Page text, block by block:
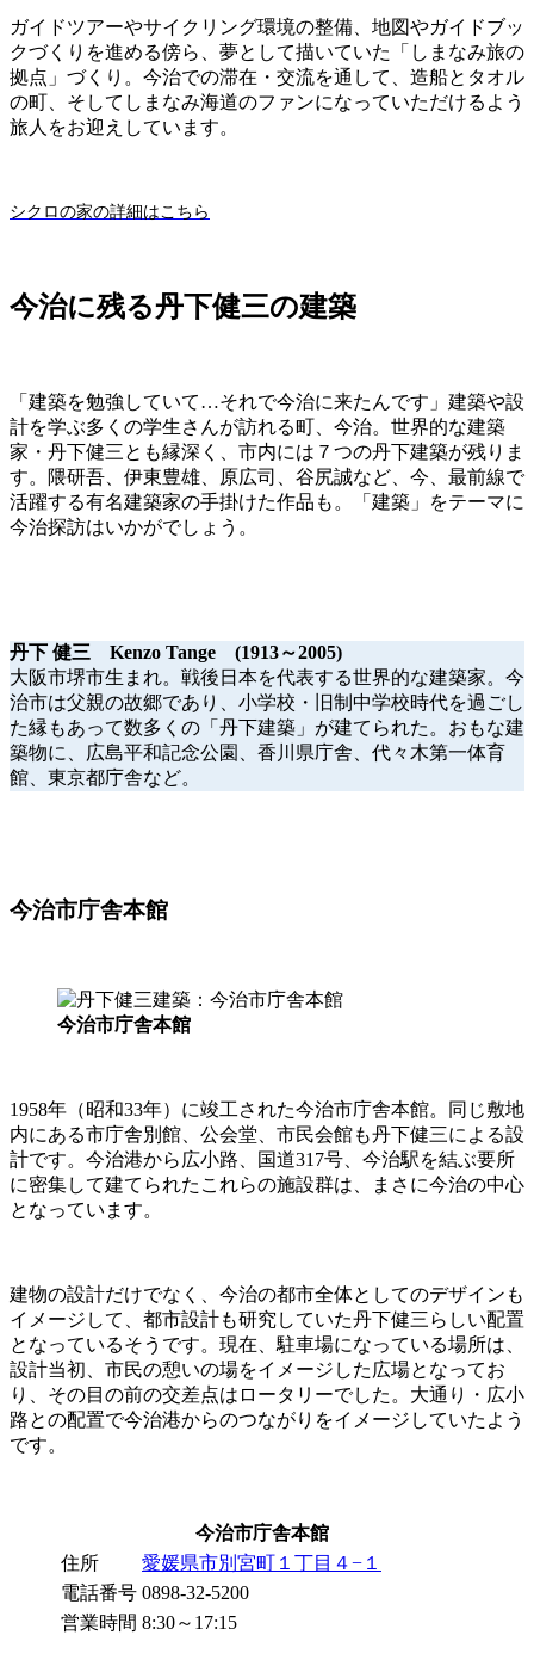
ガイドツアーやサイクリング環境の整備、地図やガイドブッ
クづくりを進める傍ら、夢として描いていた「しまなみ旅の
拠点」づくり。今治での滞在・交流を通して、造船とタオル
の町、そしてしまなみ海道のファンになっていただけるよう
旅人をお迎えしています。
シクロの家の詳細はこちら
今治に残る丹下健三の建築
「建築を勉強していて…それで今治に来たんです」建築や設
計を学ぶ多くの学生さんが訪れる町、今治。世界的な建築
家・丹下健三とも縁深く、市内には７つの丹下建築が残りま
す。隈研吾、伊東豊雄、原広司、谷尻誠など、今、最前線で
活躍する有名建築家の手掛けた作品も。「建築」をテーマに
今治探訪はいかがでしょう。
丹下 健三 Kenzo Tange (1913～2005)
大阪市堺市生まれ。戦後日本を代表する世界的な建築家。今
治市は父親の故郷であり、小学校・旧制中学校時代を過ごし
た縁もあって数多くの「丹下建築」が建てられた。おもな建
築物に、広島平和記念公園、香川県庁舎、代々木第一体育
館、東京都庁舎など。
今治市庁舎本館
今治市庁舎本館
1958年（昭和33年）に竣工された今治市庁舎本館。同じ敷地
内にある市庁舎別館、公会堂、市民会館も丹下健三による設
計です。今治港から広小路、国道317号、今治駅を結ぶ要所
に密集して建てられたこれらの施設群は、まさに今治の中心
となっています。
建物の設計だけでなく、今治の都市全体としてのデザインも
イメージして、都市設計も研究していた丹下健三らしい配置
となっているそうです。現在、駐車場になっている場所は、
設計当初、市民の憩いの場をイメージした広場となってお
り、その目の前の交差点はロータリーでした。大通り・広小
路との配置で今治港からのつながりをイメージしていたよう
です。
今治市庁舎本館
住所
愛媛県市別宮町１丁目４−１
電話番号 0898-32-5200
営業時間 8:30～17:15